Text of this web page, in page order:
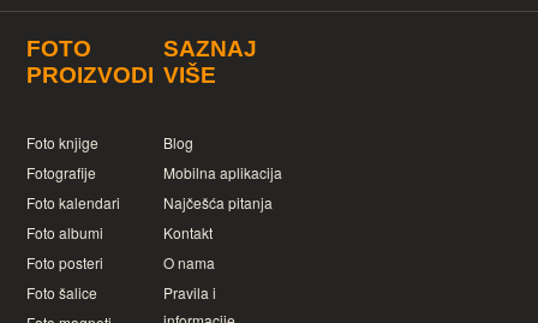
FOTO
PROIZVODI
Foto knjige
Fotografije
Foto kalendari
Foto albumi
Foto posteri
Foto šalice
SAZNAJ
VIŠE
Blog
Mobilna aplikacija
Najčešća pitanja
Kontakt
O nama
Pravila i